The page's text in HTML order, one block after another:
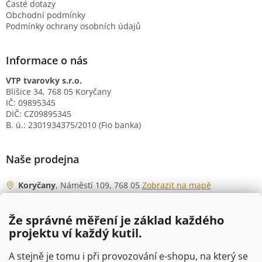
Že správné měření je základ každého
projektu ví každý kutil.
A stejně je tomu i při provozování e-shopu, na který se
Časté dotazy
Obchodní podmínky
Podmínky ochrany osobních údajů
Informace o nás
VTP tvarovky s.r.o.
Blišice 34, 768 05 Koryčany
IČ: 09895345
DIČ: CZ09895345
B. ú.: 2301934375/2010 (Fio banka)
Naše prodejna
Koryčany, Náměstí 109, 768 05 Zobrazit na mapě
Po - Čt
06:00 - 07:00
07:30 - 15:30
Pá
06:00 - 07:00